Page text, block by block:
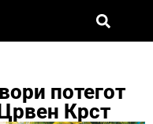
потегот
Крст